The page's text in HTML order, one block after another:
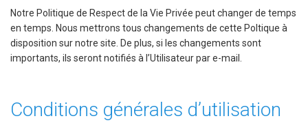
Notre Politique de Respect de la Vie Privée peut changer de temps
en temps. Nous mettrons tous changements de cette Poltique à
disposition sur notre site. De plus, si les changements sont
importants, ils seront notifiés à l’Utilisateur par e-mail.
Conditions générales d’utilisation